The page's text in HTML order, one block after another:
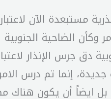
مستبعدة الآن
وكأن الضاحية
دق جرس الإنذار
إنما تم درس
بل ايضاً أن يكون